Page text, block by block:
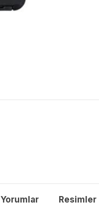
Yorumlar Resimler